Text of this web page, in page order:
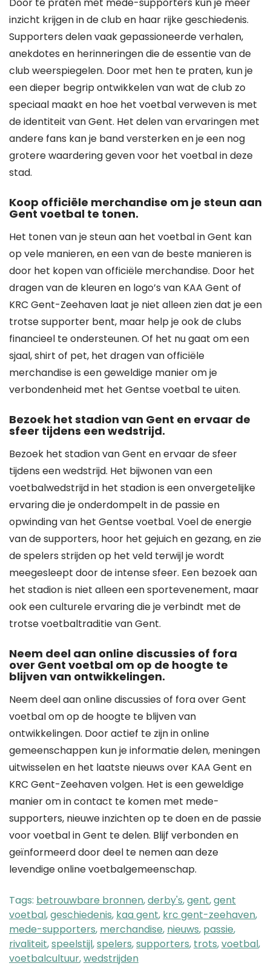
inzicht krijgen in de club en haar rijke geschiedenis.
Supporters delen vaak gepassioneerde verhalen,
anekdotes en herinneringen die de essentie van de
club weerspiegelen. Door met hen te praten, kun je
een dieper begrip ontwikkelen van wat de club zo
speciaal maakt en hoe het voetbal verweven is met
de identiteit van Gent. Het delen van ervaringen met
andere fans kan je band versterken en je een nog
grotere waardering geven voor het voetbal in deze
stad.
Koop officiële merchandise om je steun aan
Gent voetbal te tonen.
Het tonen van je steun aan het voetbal in Gent kan
op vele manieren, en een van de beste manieren is
door het kopen van officiële merchandise. Door het
dragen van de kleuren en logo’s van KAA Gent of
KRC Gent-Zeehaven laat je niet alleen zien dat je een
trotse supporter bent, maar help je ook de clubs
financieel te ondersteunen. Of het nu gaat om een
sjaal, shirt of pet, het dragen van officiële
merchandise is een geweldige manier om je
verbondenheid met het Gentse voetbal te uiten.
Bezoek het stadion van Gent en ervaar de
sfeer tijdens een wedstrijd.
Bezoek het stadion van Gent en ervaar de sfeer
tijdens een wedstrijd. Het bijwonen van een
voetbalwedstrijd in het stadion is een onvergetelijke
ervaring die je onderdompelt in de passie en
opwinding van het Gentse voetbal. Voel de energie
van de supporters, hoor het gejuich en gezang, en zie
de spelers strijden op het veld terwijl je wordt
meegesleept door de intense sfeer. Een bezoek aan
het stadion is niet alleen een sportevenement, maar
ook een culturele ervaring die je verbindt met de
trotse voetbaltraditie van Gent.
Neem deel aan online discussies of fora
over Gent voetbal om op de hoogte te
blijven van ontwikkelingen.
Neem deel aan online discussies of fora over Gent
voetbal om op de hoogte te blijven van
ontwikkelingen. Door actief te zijn in online
gemeenschappen kun je informatie delen, meningen
uitwisselen en het laatste nieuws over KAA Gent en
KRC Gent-Zeehaven volgen. Het is een geweldige
manier om in contact te komen met mede-
supporters, nieuwe inzichten op te doen en de passie
voor voetbal in Gent te delen. Blijf verbonden en
geïnformeerd door deel te nemen aan deze
levendige online voetbalgemeenschap.
Tags: betrouwbare bronnen,derby's,gent,gent
voetbal,geschiedenis, kaa gent, krc gent-zeehaven,
mede-supporters, merchandise, nieuws, passie,
rivaliteit,speelstijl,spelers,supporters, trots,voetbal,
voetbalcultuur,wedstrijden